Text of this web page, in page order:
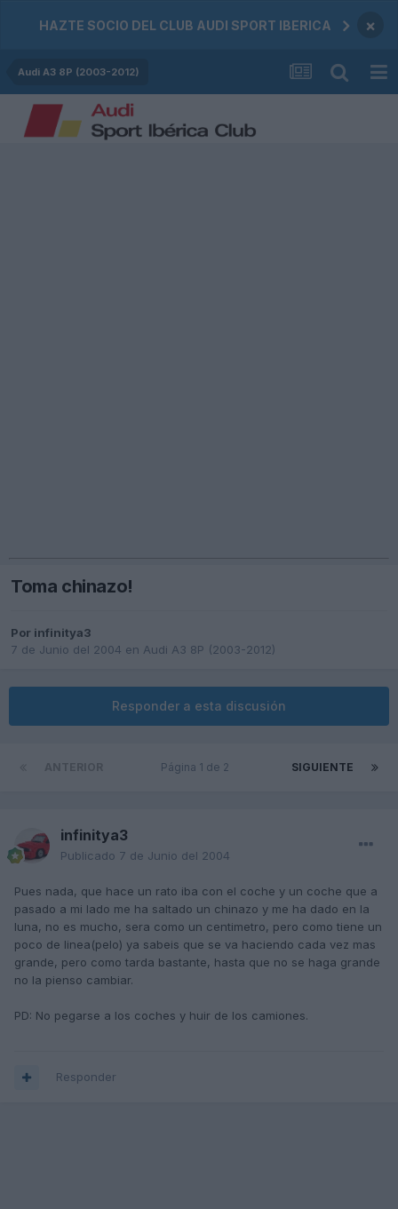
HAZTE SOCIO DEL CLUB AUDI SPORT IBERICA ×
Audi A3 8P (2003-2012)
Toma chinazo!
Por infinitya3
7 de Junio del 2004 en Audi A3 8P (2003-2012)
Responder a esta discusión
SIGUIENTE
Página 1 de 2
infinitya3
Publicado 7 de Junio del 2004
Pues nada, que hace un rato iba con el coche y un coche que a
pasado a mi lado me ha saltado un chinazo y me ha dado en la
luna, no es mucho, sera como un centimetro, pero como tiene un
poco de linea(pelo) ya sabeis que se va haciendo cada vez mas
grande, pero como tarda bastante, hasta que no se haga grande
no la pienso cambiar.
PD: No pegarse a los coches y huir de los camiones.
Responder